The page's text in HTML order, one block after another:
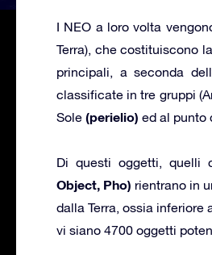
I NEO a loro volta
Terra), che costituiscono
principali, a seconda
classificate in tre gruppi
Sole (perielio) ed al punto
Di questi oggetti, quelli
Object, Pho) rientrano in
dalla Terra, ossia
vi siano 4700 oggetti